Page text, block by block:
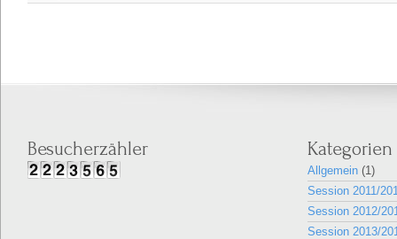
Besucherzähler Kategorien
Allgemein (1)
Session 2011/
Session 2012/
Session 2013/